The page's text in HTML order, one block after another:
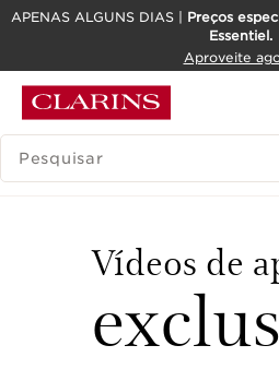
SALTAR PARA O CONTEÚDO
APENAS ALGUNS DIAS | Preços
Essentiel.
Aproveite
PESQUISAR LEGENDA
Vídeos de